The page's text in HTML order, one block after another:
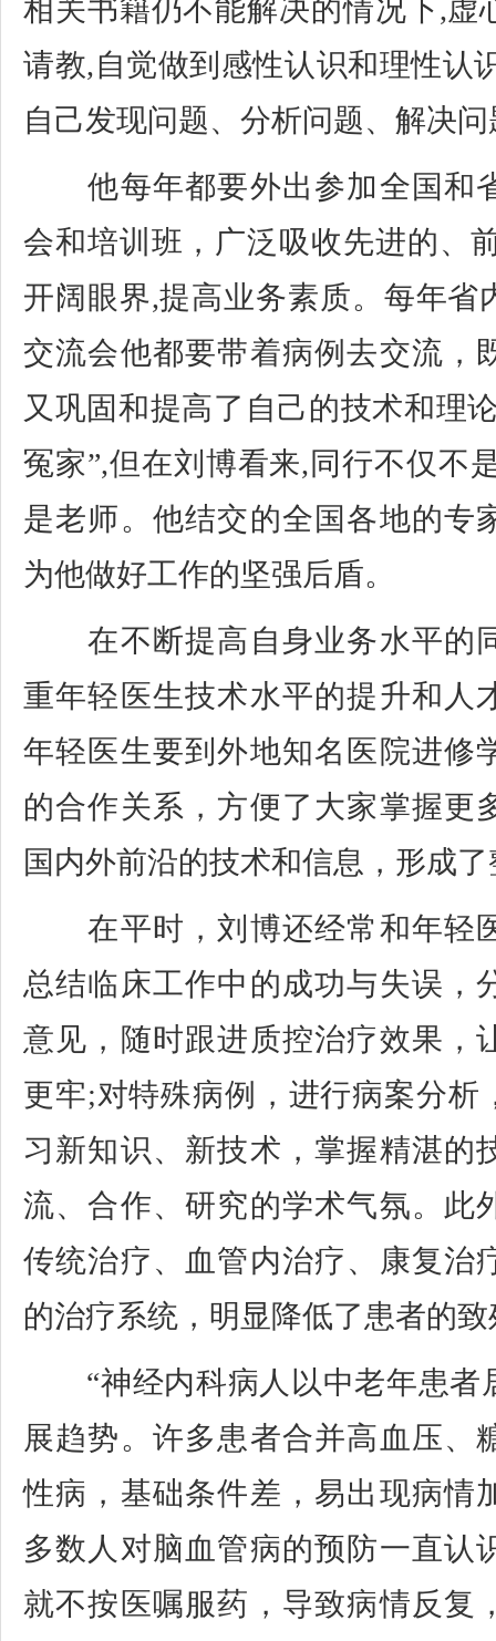
相关书籍仍不能解决的情况下,虚
请教,自觉做到感性认识和理性认
自己发现问题、分析问题、解决
他每年都要外出参加全国和
会和培训班，广泛吸收先进的、
开阔眼界,提高业务素质。每年省
交流会他都要带着病例去交流，
又巩固和提高了自己的技术和理
冤家”,但在刘博看来,同行不仅不
是老师。他结交的全国各地的专
为他做好工作的坚强后盾。
在不断提高自身业务水平的
重年轻医生技术水平的提升和人
年轻医生要到外地知名医院进修
的合作关系，方便了大家掌握更
国内外前沿的技术和信息，形成
在平时，刘博还经常和年轻
总结临床工作中的成功与失误，
意见，随时跟进质控治疗效果，
更牢;对特殊病例，进行病案分析
习新知识、新技术，掌握精湛的
流、合作、研究的学术气氛。此
传统治疗、血管内治疗、康复治
的治疗系统，明显降低了患者的
“神经内科病人以中老年患者
展趋势。许多患者合并高血压、
性病，基础条件差，易出现病情
多数人对脑血管病的预防一直认
就不按医嘱服药，导致病情反复